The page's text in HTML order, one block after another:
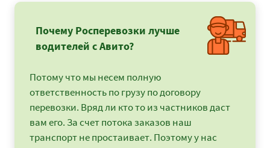
Почему Росперевозки лучше
водителей с Авито?
Потому что мы несем полную
ответственность по грузу по договору
перевозки. Вряд ли кто то из частников даст
вам его. За счет потока заказов наш
транспорт не простаивает. Поэтому у нас